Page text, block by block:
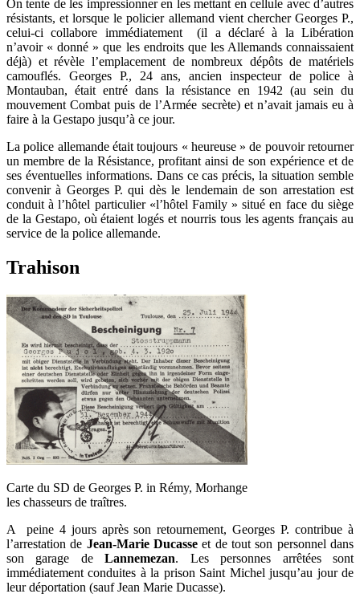
On tente de les impressionner en les mettant en cellule avec d’autres
résistants, et lorsque le policier allemand vient chercher Georges P.,
celui-ci collabore immédiatement (il a déclaré à la Libération
n’avoir « donné » que les endroits que les Allemands connaissaient
déjà) et révèle l’emplacement de nombreux dépôts de matériels
camouflés. Georges P., 24 ans, ancien inspecteur de police à
Montauban, était entré dans la résistance en 1942 (au sein du
mouvement Combat puis de l’Armée secrète) et n’avait jamais eu à
faire à la Gestapo jusqu’à ce jour.
La police allemande était toujours « heureuse » de pouvoir retourner
un membre de la Résistance, profitant ainsi de son expérience et de
ses éventuelles informations. Dans ce cas précis, la situation semble
convenir à Georges P. qui dès le lendemain de son arrestation est
conduit à l’hôtel particulier «l’hôtel Family » situé en face du siège
de la Gestapo, où étaient logés et nourris tous les agents français au
service de la police allemande.
Trahison
Carte du SD de Georges P. in Rémy, Morhange
les chasseurs de traîtres.
A peine 4 jours après son retournement, Georges P. contribue à
l’arrestation de Jean-Marie Ducasse et de tout son personnel dans
son garage deLannemezan. Les personnes arrêtées sont
immédiatement conduites à la prison Saint Michel jusqu’au jour de
leur déportation (sauf Jean Marie Ducasse).